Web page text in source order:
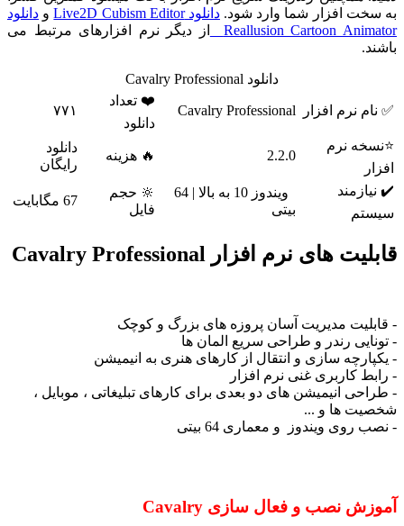
به سخت افزار شما وارد شود.دانلود Live2D Cubism Editor و دانلود
Reallusion Cartoon Animator
از دیگر نرم افزارهای مرتبط می
باشند.
دانلود Cavalry Professional
✅ نام نرم افزار Cavalry Professional
❤️ تعداد
دانلود
۷۷۱
⭐نسخه نرم
افزار
2.2.0 🔥 هزینه
دانلود
رایگان
✔️ نیازمند
سیستم
ویندوز 10 به بالا | 64
بیتی
🔆 حجم
فایل
67 مگابایت
قابلیت های نرم افزار Cavalry Professional
- قابلیت مدیریت آسان پروزه های بزرگ و کوچک
- تونایی رندر و طراحی سریع المان ها
- یکپارچه سازی و انتقال از کارهای هنری به انیمیشن
- رابط کاربری غنی نرم افزار
- طراحی انیمیشن های دو بعدی برای کارهای تبلیغاتی ، موبایل ،
شخصیت ها و ...
- نصب روی ویندوز و معماری 64 بیتی
آموزش نصب و فعال سازی Cavalry